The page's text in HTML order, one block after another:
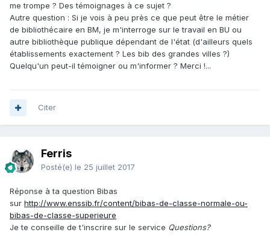
me trompe ? Des témoignages à ce sujet ?
Autre question : Si je vois à peu près ce que peut être le métier
de bibliothécaire en BM, je m'interroge sur le travail en BU ou
autre bibliothèque publique dépendant de l'état (d'ailleurs quels
établissements exactement ? Les bib des grandes villes ?)
Quelqu'un peut-il témoigner ou m'informer ? Merci !...
Citer
Ferris
Posté(e) le 25 juillet 2017
Réponse à ta question Bibas
sur http://www.enssib.fr/content/bibas-de-classe-normale-ou-
bibas-de-classe-superieure
Je te conseille de t'inscrire sur le service Questions?